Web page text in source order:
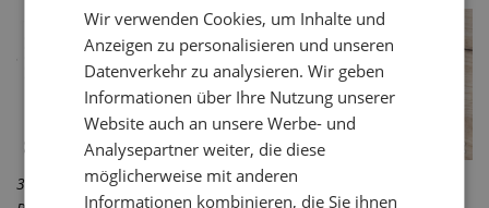
3. Für den Kunden hat er eine grafische Aufzeichnung des
Wir verwenden Cookies, um Inhalte und
Anzeigen zu personalisieren und unseren
Datenverkehr zu analysieren. Wir geben
Informationen über Ihre Nutzung unserer
Website auch an unsere Werbe- und
Analysepartner weiter, die diese
möglicherweise mit anderen
Informationen kombinieren, die Sie ihnen